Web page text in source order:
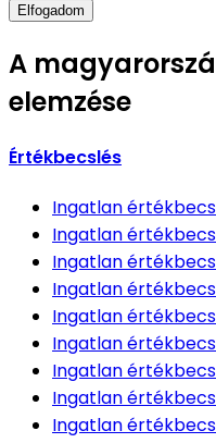
Elfogadom
A
elemzése
Értékbecslés
Ingatlan
Ingatlan
Ingatlan
Ingatlan
Ingatlan
Ingatlan
Ingatlan
Ingatlan
Ingatlan